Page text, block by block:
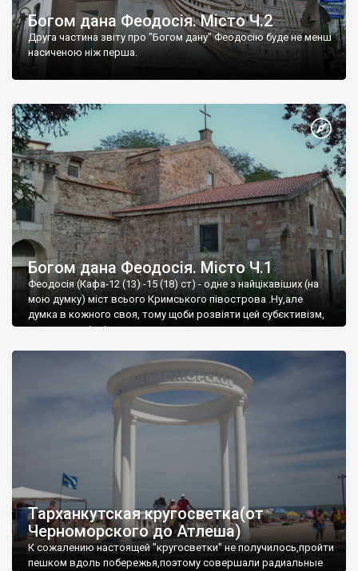
Богом дана Феодосія. Місто Ч.2
Друга частина звіту про "Богом дану" Феодосію буде не менш
насиченою ніж перша.
Богом дана Феодосія. Місто Ч.1
Феодосія (Кафа-12 (13) -15 (18) ст) - одне з найцікавіших (на
мою думку) міст всього Кримського півострова .Ну,але
думка в кожного своя, тому щоби розвіяти цей субєктивізм,
запрошую відвідати це
Тарханкутская кругосветка(от
Черноморского до Атлеша)
К сожалению настоящей "кругосветки" не получилось,пройти
пешком вдоль побережья,поэтому совершали радиальные